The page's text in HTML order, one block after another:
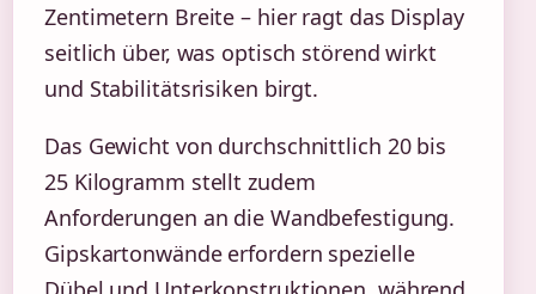
Zentimetern Breite – hier ragt das Display
seitlich über, was optisch störend wirkt
und Stabilitätsrisiken birgt.
Das Gewicht von durchschnittlich 20 bis
25 Kilogramm stellt zudem
Anforderungen an die Wandbefestigung.
Gipskartonwände erfordern spezielle